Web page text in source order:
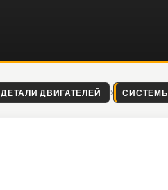
ДЕТАЛИ ДВИГАТЕЛЕЙ